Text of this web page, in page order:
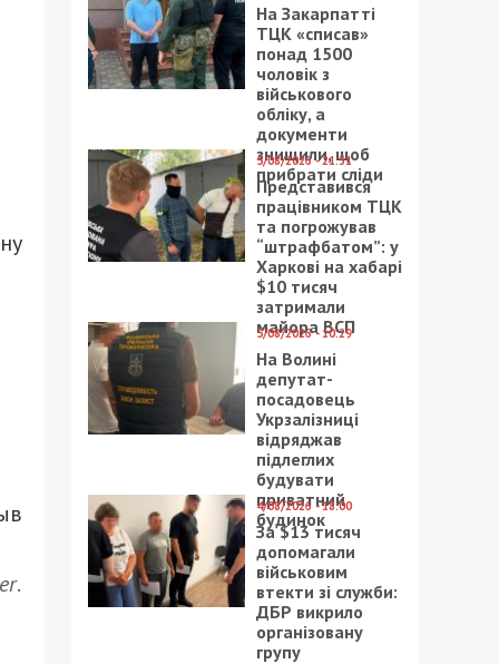
.
На Закарпатті
ТЦК «списав»
понад 1500
чоловік з
військового
обліку, а
документи
знищили, щоб
прибрати сліди
5/08/2026 - 21:31
Представився
працівником ТЦК
та погрожував
“штрафбатом”: у
Харкові на хабарі
$10 тисяч
затримали
майора ВСП
5/08/2026 - 10:29
На Волині
депутат-
посадовець
Укрзалізниці
відряджав
підлеглих
будувати
приватний
будинок
4/08/2026 - 18:00
За $13 тисяч
допомагали
військовим
втекти зі служби:
ДБР викрило
організовану
групу